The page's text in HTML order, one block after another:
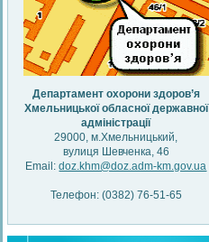
Департамент охорони здоров’я
Хмельницької обласної державної
адміністрації
29000, м.Хмельницький,
вулиця Шевченка, 46
Email:doz.khm@doz.adm-km.gov.ua
Телефон: (0382) 76-51-65